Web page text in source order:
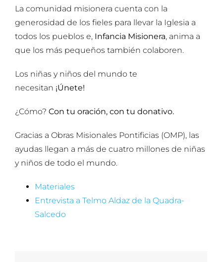
La comunidad misionera cuenta con la
generosidad de los fieles para llevar la Iglesia a
todos los pueblos e, Infancia Misionera, anima a
que los más pequeños también colaboren.
Los niñas y niños del mundo te
necesitan ¡Únete!
¿Cómo? Con tu oración, con tu donativo.
Gracias a Obras Misionales Pontificias (OMP), las
ayudas llegan a más de cuatro millones de niñas
y niños de todo el mundo.
Materiales
Entrevista a Telmo Aldaz de la Quadra-
Salcedo